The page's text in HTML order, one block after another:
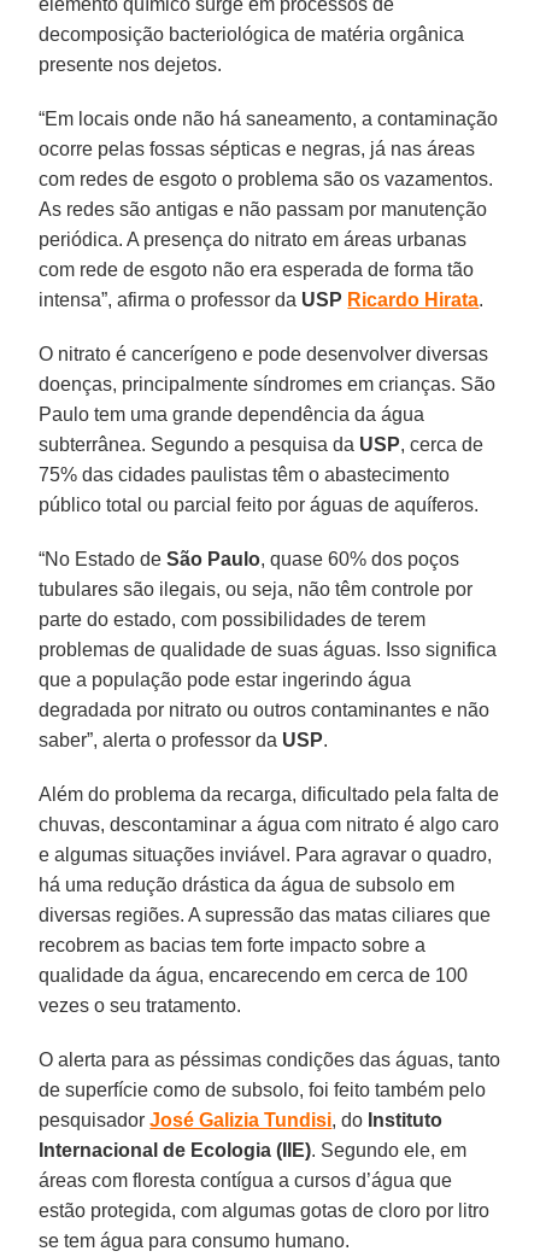
decomposição bacteriológica de matéria orgânica
presente nos dejetos.
“Em locais onde não há saneamento, a contaminação
ocorre pelas fossas sépticas e negras, já nas áreas
com redes de esgoto o problema são os vazamentos.
As redes são antigas e não passam por manutenção
periódica. A presença do nitrato em áreas urbanas
com rede de esgoto não era esperada de forma tão
intensa”, afirma o professor da USP Ricardo Hirata.
O nitrato é cancerígeno e pode desenvolver diversas
doenças, principalmente síndromes em crianças. São
Paulo tem uma grande dependência da água
subterrânea. Segundo a pesquisa da USP, cerca de
75% das cidades paulistas têm o abastecimento
público total ou parcial feito por águas de aquíferos.
“No Estado deSão Paulo, quase 60% dos poços
tubulares são ilegais, ou seja, não têm controle por
parte do estado, com possibilidades de terem
problemas de qualidade de suas águas. Isso significa
que a população pode estar ingerindo água
degradada por nitrato ou outros contaminantes e não
saber”, alerta o professor da USP.
Além do problema da recarga, dificultado pela falta de
chuvas, descontaminar a água com nitrato é algo caro
e algumas situações inviável. Para agravar o quadro,
há uma redução drástica da água de subsolo em
diversas regiões. A supressão das matas ciliares que
recobrem as bacias tem forte impacto sobre a
qualidade da água, encarecendo em cerca de 100
vezes o seu tratamento.
O alerta para as péssimas condições das águas, tanto
de superfície como de subsolo, foi feito também pelo
pesquisadorJosé Galizia Tundisi, do Instituto
Internacional de Ecologia (IIE). Segundo ele, em
áreas com floresta contígua a cursos d’água que
estão protegida, com algumas gotas de cloro por litro
se tem água para consumo humano.